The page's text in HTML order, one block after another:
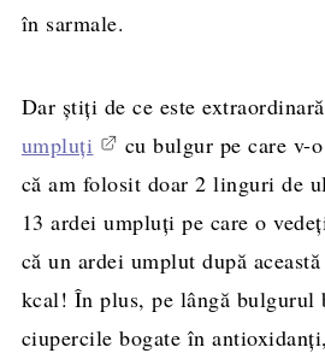
în sarmale.
Dar știți de ce este
umpluți
cu bulgur pe care v-
că am folosit doar 2 linguri de
13 ardei umpluți pe care o
că un ardei umplut după
kcal! În plus, pe lângă bulgurul
ciupercile bogate în